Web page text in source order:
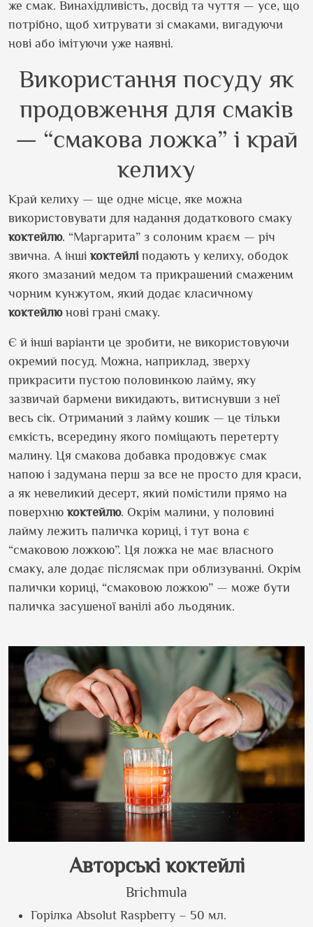
же смак. Винахідливість, досвід та чуття — усе, що
потрібно, щоб хитрувати зі смаками, вигадуючи
нові або імітуючи уже наявні.
Використання посуду як
продовження для смаків
— “смакова ложка” і край
келиху
Край келиху — ще одне місце, яке можна
використовувати для надання додаткового смаку
коктейлю. “Маргарита” з солоним краєм — річ
звична. А інші коктейлі подають у келиху, ободок
якого змазаний медом та прикрашений смаженим
чорним кунжутом, який додає класичному
коктейлюнові грані смаку.
Є й інші варіанти це зробити, не використовуючи
окремий посуд. Можна, наприклад, зверху
прикрасити пустою половинкою лайму, яку
зазвичай бармени викидають, витиснувши з неї
весь сік. Отриманий з лайму кошик — це тільки
ємкість, всередину якого поміщають перетерту
малину. Ця смакова добавка продовжує смак
напою і задумана перш за все не просто для краси,
а як невеликий десерт, який помістили прямо на
поверхню коктейлю. Окрім малини, у половині
лайму лежить паличка кориці, і тут вона є
“смаковою ложкою”. Ця ложка не має власного
смаку, але додає післясмак при облизуванні. Окрім
палички кориці, “смаковою ложкою” — може бути
паличка засушеної ванілі або льодяник.
Авторські коктейлі
Brichmula
Горілка Absolut Raspberry – 50 мл.